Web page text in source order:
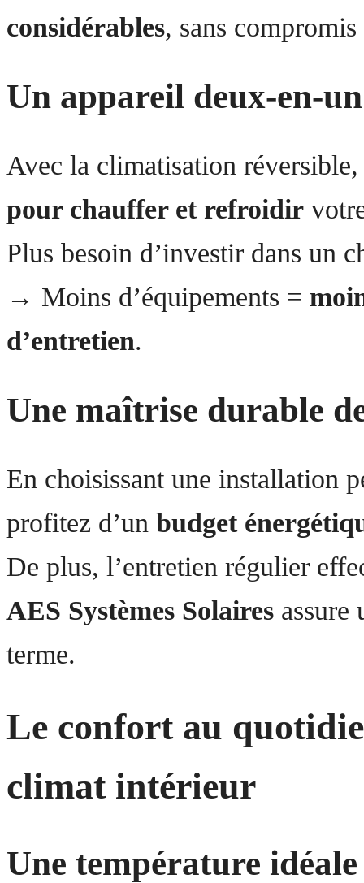
considérables, sans
Un appareil deux-en-un
Avec la climatisation
pour chauffer et refroidir
Plus besoin d’investir dans un
→ Moins d’équipements =
d’entretien.
Une maîtrise durable
En choisissant une installation
profitez d’un budget
De plus, l’entretien régulier
AES Systèmes Solaires assure
terme.
Le confort au
climat intérieur
Une température idéale